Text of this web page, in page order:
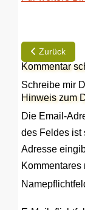
Vorheriger
Zurück
Kommentar
Schreibe mir
Hinweis zum
Die Email-
des Feldes ist
Adresse
Kommentares
Name